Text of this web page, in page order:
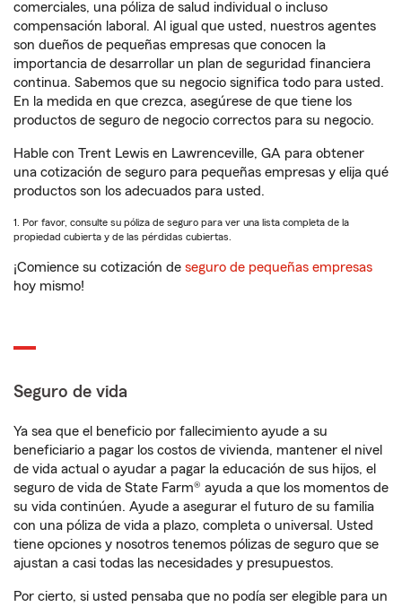
comerciales, una póliza de salud individual o incluso
compensación laboral. Al igual que usted, nuestros agentes
son dueños de pequeñas empresas que conocen la
importancia de desarrollar un plan de seguridad financiera
continua. Sabemos que su negocio significa todo para usted.
En la medida en que crezca, asegúrese de que tiene los
productos de seguro de negocio correctos para su negocio.
Hable con Trent Lewis en Lawrenceville, GA para obtener
una cotización de seguro para pequeñas empresas y elija qué
productos son los adecuados para usted.
1. Por favor, consulte su póliza de seguro para ver una lista completa de la
propiedad cubierta y de las pérdidas cubiertas.
¡Comience su cotización de seguro de pequeñas empresas
hoy mismo!
Seguro de vida
Ya sea que el beneficio por fallecimiento ayude a su
beneficiario a pagar los costos de vivienda, mantener el nivel
de vida actual o ayudar a pagar la educación de sus hijos, el
seguro de vida de State Farm® ayuda a que los momentos de
su vida continúen. Ayude a asegurar el futuro de su familia
con una póliza de vida a plazo, completa o universal. Usted
tiene opciones y nosotros tenemos pólizas de seguro que se
ajustan a casi todas las necesidades y presupuestos.
Por cierto, si usted pensaba que no podía ser elegible para un